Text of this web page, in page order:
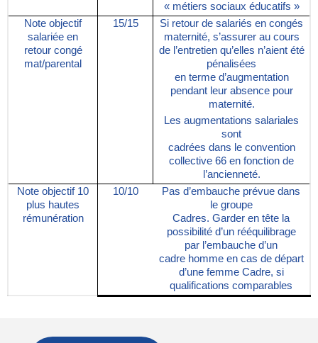
« métiers sociaux éducatifs »
Note objectif
salariée en
retour congé
mat/parental
15/15
Si retour de salariés en congés
maternité, s’assurer au cours
de l’entretien qu’elles n’aient été
pénalisées
en terme d’augmentation
pendant leur absence pour
maternité.
Les augmentations salariales
sont
cadrées dans le convention
collective 66 en fonction de
l’ancienneté.
Note objectif 10
plus hautes
rémunération
10/10
Pas d’embauche prévue dans
le groupe
Cadres. Garder en tête la
possibilité d’un rééquilibrage
par l’embauche d’un
cadre homme en cas de départ
d’une femme Cadre, si
qualifications comparables